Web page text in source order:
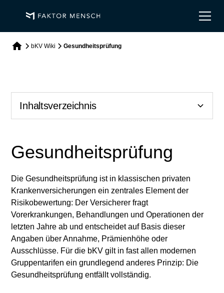
bKV Wiki Gesundheitsprüfung
Gesundheitsprüfung
Die Gesundheitsprüfung ist in klassischen privaten
Krankenversicherungen ein zentrales Element der
Risikobewertung: Der Versicherer fragt
Vorerkrankungen, Behandlungen und Operationen der
letzten Jahre ab und entscheidet auf Basis dieser
Angaben über Annahme, Prämienhöhe oder
Ausschlüsse. Für die bKV gilt in fast allen modernen
Gruppentarifen ein grundlegend anderes Prinzip: Die
Gesundheitsprüfung entfällt vollständig.
Inhaltsverzeichnis
Heading 3
Heading 4
Heading 5